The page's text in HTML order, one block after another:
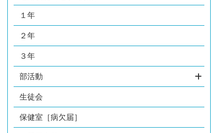
１年
２年
３年
部活動
生徒会
保健室［病欠届］